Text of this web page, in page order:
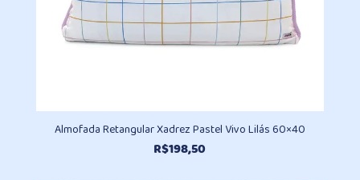
Almofada Retangular Xadrez Pastel Vivo Lilás 60×40
R$198,50